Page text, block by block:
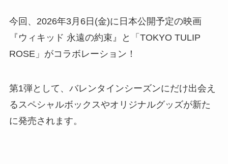
今回、2026年3月6日(金)に日本公開予定の映画
『ウィキッド 永遠の約束』と「TOKYO TULIP
ROSE」がコラボレーション！
第1弾として、バレンタインシーズンにだけ出会え
るスペシャルボックスやオリジナルグッズが新た
に発売されます。